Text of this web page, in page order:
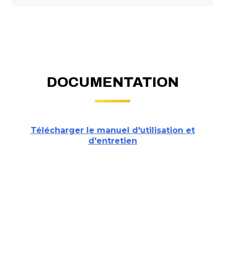
DOCUMENTATION
Télécharger le manuel d'utilisation et
d'entretien